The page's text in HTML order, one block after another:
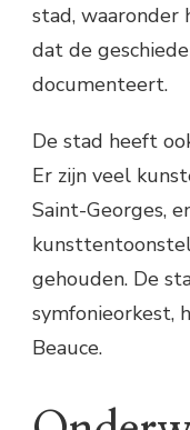
stad, waaronder
dat de
documenteert.
De stad heeft
Er zijn veel
Saint-Georges,
gehouden. De
symfonieorkest,
Beauce.